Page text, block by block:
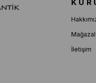
İletişim